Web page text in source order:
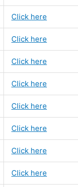
Click here
Click here
Click here
Click here
Click here
Click here
Click here
Click here